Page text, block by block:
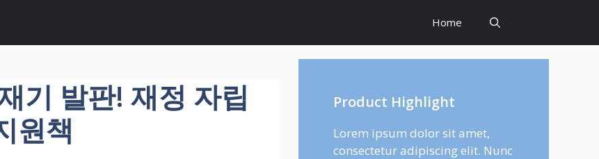
Home
기 발판! 재정 자립
원책
Product Highlight
Lorem ipsum dolor sit amet,
consectetur adipiscing elit. Nunc